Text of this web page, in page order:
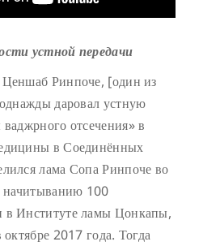
устной передачи
Ринпоче, [один из
даровал устную
отсечения» в
в Соединённых
лама Сопа Ринпоче во
начитыванию 100
Институте ламы Цонкапы,
2017 года. Тогда